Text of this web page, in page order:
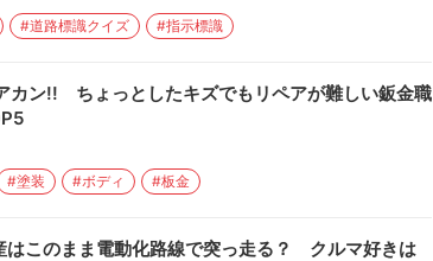
#道路標識クイズ #指示標識
カン!! ちょっとしたキズでもリペアが難しい鈑金職
#塗装 #ボディ #板金
このまま電動化路線で突っ走る？ クルマ好きは